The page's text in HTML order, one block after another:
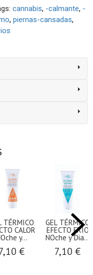
cannabis -calmante -
piernas-cansadas
TÉRMICO
CALOR
y...
€
GEL TÉRMICO
EFECTO FRIO
NOche y Dia...
7,10 €